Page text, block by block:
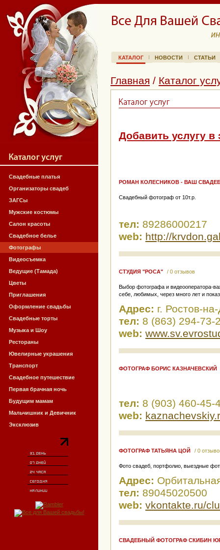
Свадебные платья
Организаторы свадеб
ЗАГСы
Мужские костюмы
Салон красоты
Свадебное белье
Фотографы
Видеосъемка
Ведущие (Тамада)
Цветы
Приглашения
Оформление свадьбы
Свадебные торты
Музыка и Шоу
Рестораны
Ювелирные украшения
Транспорт
Свадебное путешествие
Первая брачная ночь
Будущим мамам
Мальчишник и Девичник
Эксклюзив
КАТАЛОГ НОВОСТИ СТАТЬИ
Главная / Каталог
Добавить услугу в
РОМАН КОЛЕСНИКОВ - ВАШ
Свадебный фотограф от 10т.р.
тел: 89286000217
web: http://
СТУДИЯ "РОСА" / 0 отзывов
Выбор фотографа и видеооператора-
себе, любимых, через много лет и
Адрес: г. Ростов-
тел: 8 (863) 294-73-
web:
ФОТОГРАФ БОРИС КАЗНАЧЕВСКИЙ
тел: 8 (903) 460-45-
web:
ФОТОГРАФ ТАТЬЯНА ЦОЙ / 0
Фото свадеб, портфолио, выездные
Адрес:
тел: 89045020500
web: vkontakte.ru/
СВАДЕБНЫЙ ФОТОГРАФ СКИБИН